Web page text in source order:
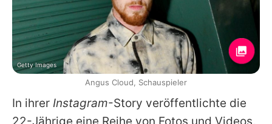
In ihrer Instagram-Story veröffentlichte die
22-Jährige eine Reihe von Fotos und Videos,
Getty Images
Angus Cloud, Schauspieler